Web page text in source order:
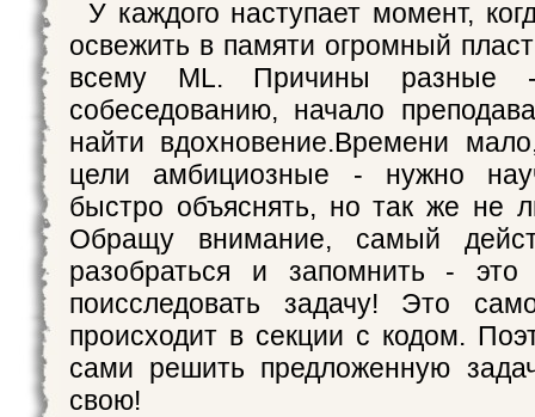
У каждого наступает момент,
освежить в памяти огромный
всему ML. Причины разные -
собеседованию, начало
найти вдохновение.Времени
цели амбициозные - нужно
быстро объяснять, но так же не
Обращу внимание, самый
разобраться и запомнить -
поисследовать задачу! Это
происходит в секции с кодом.
сами решить предложенную
свою!